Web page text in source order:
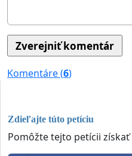
Komentáre (6)
Zdieľajte túto petíciu
Pomôžte tejto petícii získať